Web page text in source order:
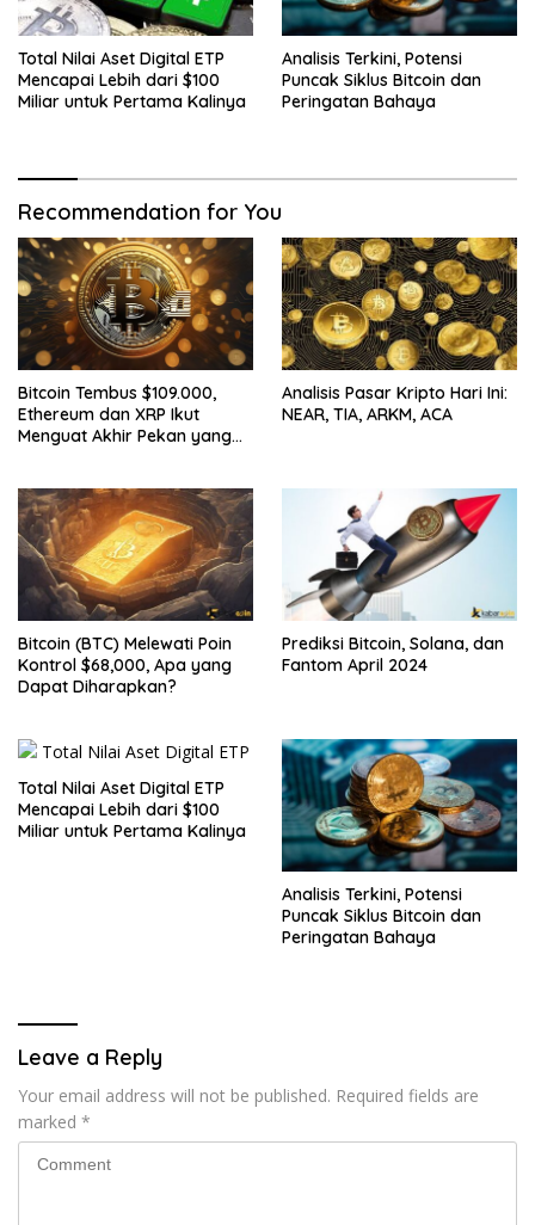
Total Nilai Aset Digital ETP
Mencapai Lebih dari $100
Miliar untuk Pertama Kalinya
Analisis Terkini, Potensi
Puncak Siklus Bitcoin dan
Peringatan Bahaya
Recommendation for You
Bitcoin Tembus $109.000,
Ethereum dan XRP Ikut
Menguat Akhir Pekan yang
Analisis Pasar Kripto Hari Ini:
NEAR, TIA, ARKM, ACA
Bitcoin (BTC) Melewati Poin
Kontrol $68,000, Apa yang
Dapat Diharapkan?
Prediksi Bitcoin, Solana, dan
Fantom April 2024
Total Nilai Aset Digital ETP
Mencapai Lebih dari $100
Miliar untuk Pertama Kalinya
Analisis Terkini, Potensi
Puncak Siklus Bitcoin dan
Peringatan Bahaya
Leave a Reply
Your email address will not be published. Required fields are
marked *